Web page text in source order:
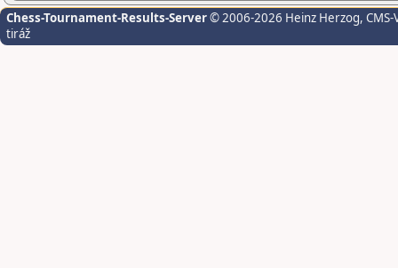
Chess-Tournament-Results-Server© 2006-2026 Heinz Herzog,
tiráž